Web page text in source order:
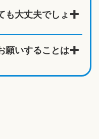
も大丈夫でしょ
願いすることは